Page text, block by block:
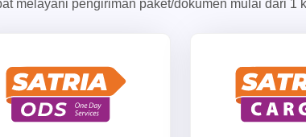
melayani pengiriman paket/dokumen mulai dari